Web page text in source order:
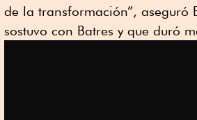
de la transformación”, aseguró
sostuvo con Batres y que duró